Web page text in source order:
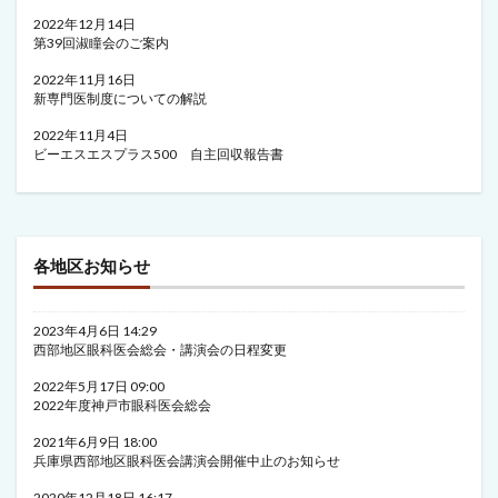
2022年12月14日
第39回淑瞳会のご案内
2022年11月16日
新専門医制度についての解説
2022年11月4日
ビーエスエスプラス500 自主回収報告書
各地区お知らせ
2023年4月6日 14:29
西部地区眼科医会総会・講演会の日程変更
2022年5月17日 09:00
2022年度神戸市眼科医会総会
2021年6月9日 18:00
兵庫県西部地区眼科医会講演会開催中止のお知らせ